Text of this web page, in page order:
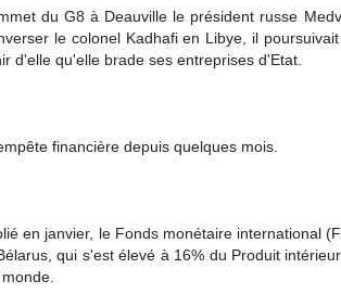
du G8 à Deauville le président russe
le colonel Kadhafi en Libye, il
d'elle qu'elle brade ses entreprises d'Etat.
financière depuis quelques mois.
en janvier, le Fonds monétaire international
qui s'est élevé à 16% du Produit